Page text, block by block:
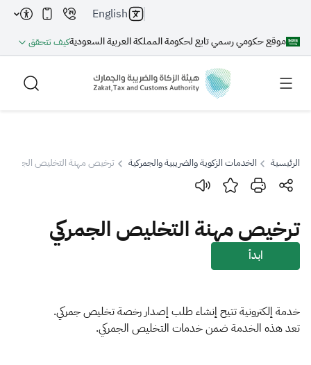
موقع حكومي رسمي تابع لحكومة المملكة العربية السعوديةكيف تتحقق
English
بحث
بحث بحث AI
الزكاة الجمارك
ضريبة القيمة المضافة
الإقرار الضريبي
التصرفات العقارية
الرئيسية الخدمات الزكوية والضريبية والجمركية ترخيص مهنة التخليص الجمركي
ترخيص مهنة التخليص الجمركي
ابدأ
خدمة إلكترونية تتيح إنشاء طلب إصدار رخصة تخليص جمركي.
تعد هذه الخدمة ضمن خدمات التخليص الجمركي.